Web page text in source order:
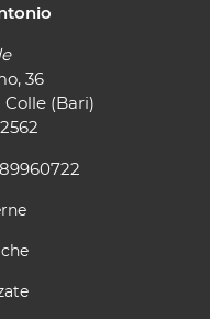
36
(Bari)